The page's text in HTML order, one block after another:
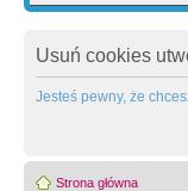
Usuń cookies
Jesteś pewny, że
Strona główna